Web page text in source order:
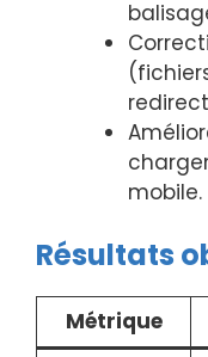
mobile.
Résultats
Métrique